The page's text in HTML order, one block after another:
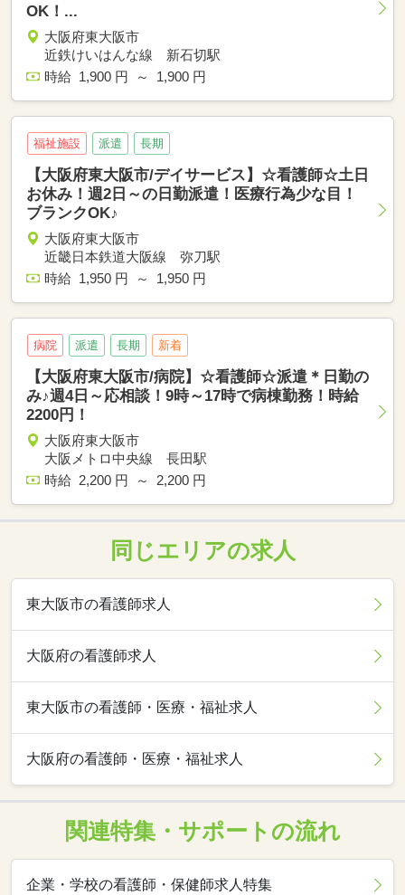
OK！...
大阪府東大阪市
近鉄けいはんな線 新石切駅
時給 1,900 円 ～ 1,900 円
福祉施設 派遣 長期
【大阪府東大阪市/デイサービス】☆看護師☆土日
お休み！週2日～の日勤派遣！医療行為少な目！
ブランクOK♪
大阪府東大阪市
近畿日本鉄道大阪線 弥刀駅
時給 1,950 円 ～ 1,950 円
病院 派遣 長期 新着
【大阪府東大阪市/病院】☆看護師☆派遣＊日勤の
み♪週4日～応相談！9時～17時で病棟勤務！時給
2200円！
大阪府東大阪市
大阪メトロ中央線 長田駅
時給 2,200 円 ～ 2,200 円
同じエリアの求人
東大阪市の看護師求人
大阪府の看護師求人
東大阪市の看護師・医療・福祉求人
大阪府の看護師・医療・福祉求人
関連特集・サポートの流れ
企業・学校の看護師・保健師求人特集